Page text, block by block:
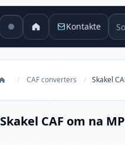
Kontakte
/ CAF converters / Skakel
Skakel CAF om na